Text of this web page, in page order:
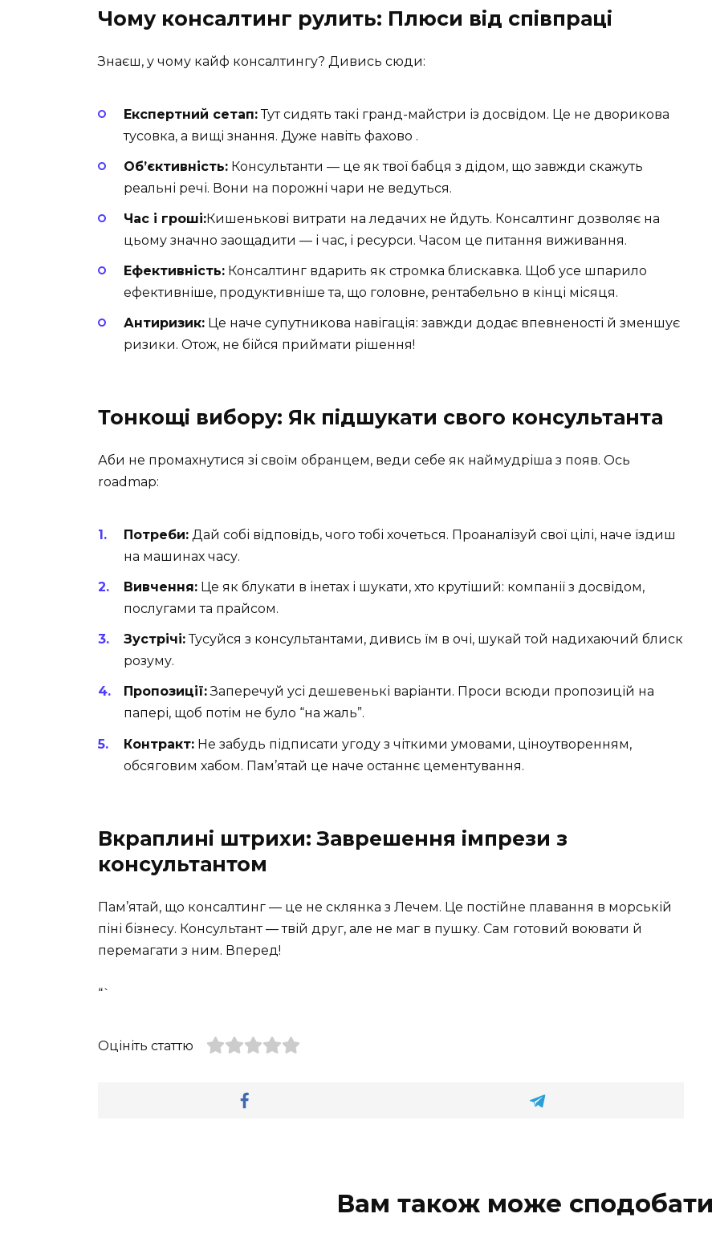
Чому консалтинг рулить: Плюси від співпраці
Знаєш, у чому кайф консалтингу? Дивись сюди:
Експертний сетап:Тут сидять такі гранд-майстри із досвідом. Це не дворикова
тусовка, а вищі знання. Дуже навіть фахово .
Об’єктивність: Консультанти — це як твої бабця з дідом, що завжди скажуть
реальні речі. Вони на порожні чари не ведуться.
Час і гроші:Кишенькові витрати на ледачих не йдуть. Консалтинг дозволяє на
цьому значно заощадити — і час, і ресурси. Часом це питання виживання.
Ефективність: Консалтинг вдарить як стромка блискавка. Щоб усе шпарило
ефективніше, продуктивніше та, що головне, рентабельно в кінці місяця.
Антиризик: Це наче супутникова навігація: завжди додає впевненості й зменшує
ризики. Отож, не бійся приймати рішення!
Тонкощі вибору: Як підшукати свого консультанта
Аби не промахнутися зі своїм обранцем, веди себе як наймудріша з появ. Ось
roadmap:
Потреби: Дай собі відповідь, чого тобі хочеться. Проаналізуй свої цілі, наче їздиш
на машинах часу.
Вивчення: Це як блукати в інетах і шукати, хто крутіший: компанії з досвідом,
послугами та прайсом.
Зустрічі:Тусуйся з консультантами, дивись їм в очі, шукай той надихаючий блиск
розуму.
Пропозиції:Заперечуй усі дешевенькі варіанти. Проси всюди пропозицій на
папері, щоб потім не було “на жаль”.
Контракт: Не забудь підписати угоду з чіткими умовами, ціноутворенням,
обсяговим хабом. Пам’ятай це наче останнє цементування.
Вкраплині штрихи: Заврешення імпрези з
консультантом
Пам’ятай, що консалтинг — це не склянка з Лечем. Це постійне плавання в морській
піні бізнесу. Консультант — твій друг, але не маг в пушку. Сам готовий воювати й
перемагати з ним. Вперед!
“`
Оцініть статтю
Вам також може